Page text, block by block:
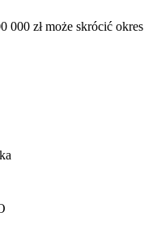
000 zł może skrócić okres